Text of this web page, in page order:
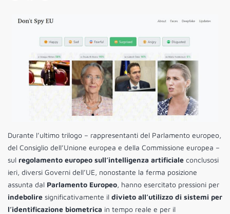
Durante l’ultimo trilogo – rappresentanti del Parlamento europeo,
del Consiglio dell’Unione europea e della Commissione europea –
sul regolamento europeo sull’intelligenza artificiale conclusosi
ieri, diversi Governi dell’UE, nonostante la ferma posizione
assunta dal Parlamento Europeo, hanno esercitato pressioni per
indebolire significativamente il divieto all’utilizzo di sistemi per
l’identificazione biometrica in tempo reale e per il